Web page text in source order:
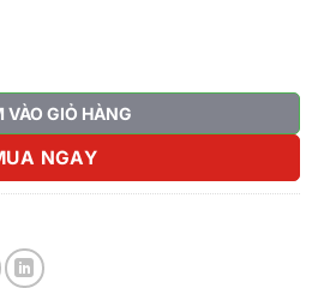
VÀO GIỎ HÀNG
NGAY